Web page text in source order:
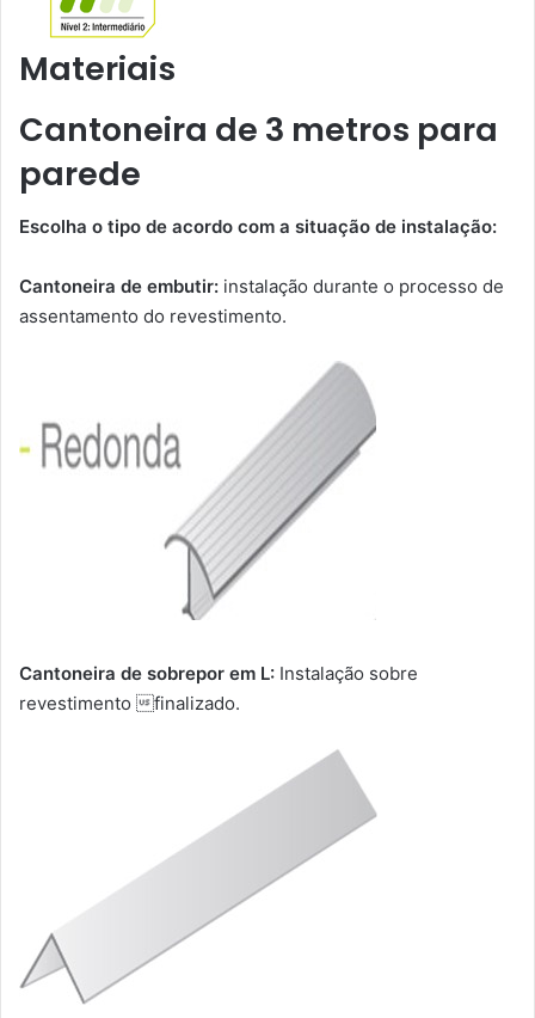
Materiais
Cantoneira de 3 metros para
parede
Escolha o tipo de acordo com a situação de instalação:
Cantoneira de embutir: instalação durante o processo de
assentamento do revestimento.
Cantoneira de sobrepor em L: Instalação sobre
revestimento finalizado.